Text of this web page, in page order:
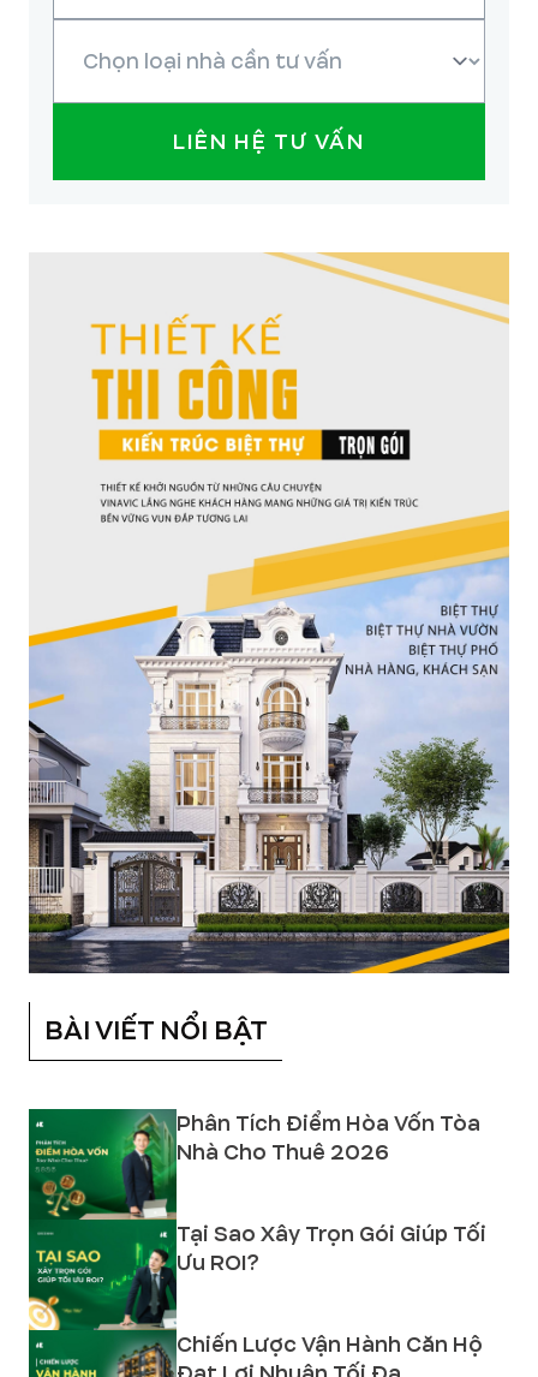
LIÊN HỆ TƯ VẤN
BÀI VIẾT NỔI BẬT
Phân Tích Điểm Hòa Vốn Tòa
Nhà Cho Thuê 2026
Tại Sao Xây Trọn Gói Giúp Tối
Ưu ROI?
Chiến Lược Vận Hành Căn Hộ